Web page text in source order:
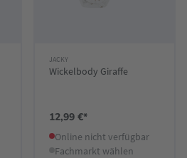
JACKY
Wickelbody Giraffe
12,99 €*
Online nicht verfügbar
Fachmarkt wählen